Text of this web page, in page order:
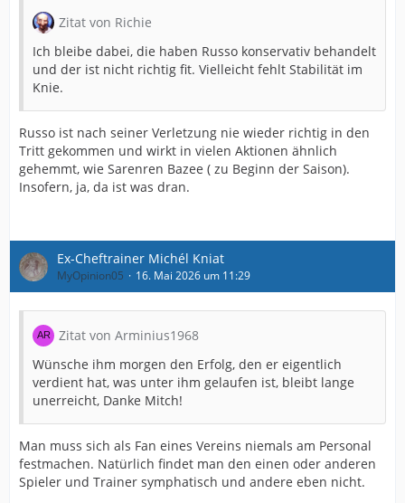
Zitat von Richie
Ich bleibe dabei, die haben Russo konservativ behandelt
und der ist nicht richtig fit. Vielleicht fehlt Stabilität im
Knie.
Russo ist nach seiner Verletzung nie wieder richtig in den
Tritt gekommen und wirkt in vielen Aktionen ähnlich
gehemmt, wie Sarenren Bazee ( zu Beginn der Saison).
Insofern, ja, da ist was dran.
Ex-Cheftrainer Michél Kniat
MyOpinion05 16. Mai 2026 um 11:29
Zitat von Arminius1968
Wünsche ihm morgen den Erfolg, den er eigentlich
verdient hat, was unter ihm gelaufen ist, bleibt lange
unerreicht, Danke Mitch!
Man muss sich als Fan eines Vereins niemals am Personal
festmachen. Natürlich findet man den einen oder anderen
Spieler und Trainer symphatisch und andere eben nicht.